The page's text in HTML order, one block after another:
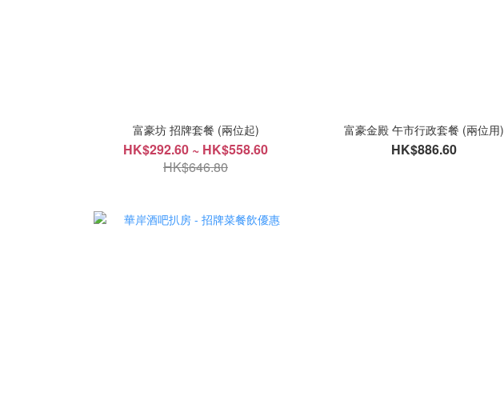
富豪坊 招牌套餐 (兩位起)
HK$292.60 ~ HK$558.60
HK$646.80
富豪金殿 午市行政套餐 (兩位用)
HK$886.60